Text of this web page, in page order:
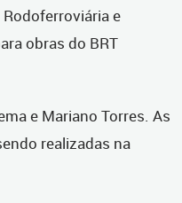
e
obras do BRT
e Mariano Torres. As
realizadas na